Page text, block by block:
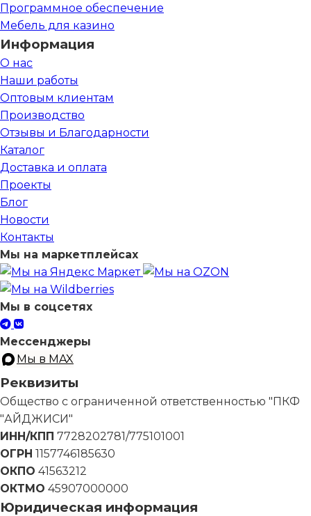
Программное обеспечение
Мебель для казино
Информация
О нас
Наши работы
Оптовым клиентам
Производство
Отзывы и Благодарности
Каталог
Доставка и оплата
Проекты
Блог
Новости
Контакты
Мы на маркетплейсах
Мы в соцсетях
Мессенджеры
Мы в MAX
Реквизиты
Общество с ограниченной ответственностью "ПКФ
"АЙДЖИСИ"
ИНН/КПП 7728202781/775101001
ОГРН 1157746185630
ОКПО 41563212
ОКТМО 45907000000
Юридическая информация